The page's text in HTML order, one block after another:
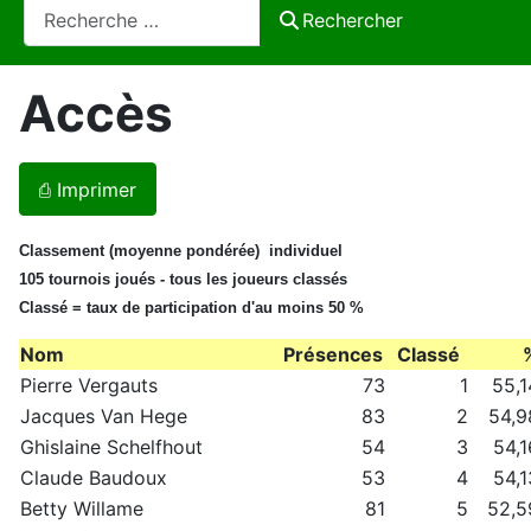
Rechercher
Accès
⎙ Imprimer
Classement (moyenne pondérée) individuel
105 tournois joués - tous les joueurs classés
Classé = taux de participation d'au moins 50 %
Nom Présences Classé
Pierre Vergauts
73 1
Jacques Van Hege
83 2
Ghislaine Schelfhout
54 3
Claude Baudoux
53 4
Betty Willame
81 5